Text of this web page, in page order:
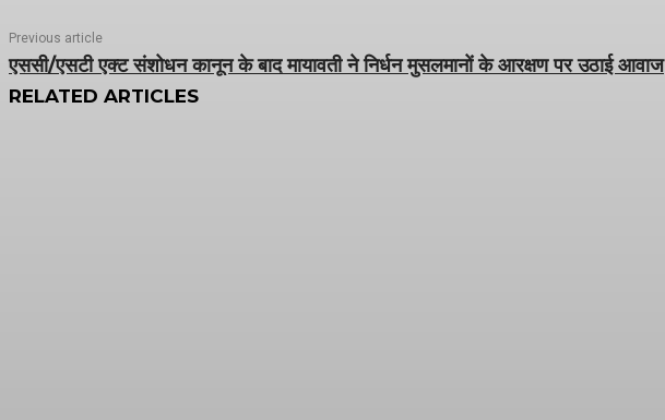
Previous article
एससी/एसटी एक्ट संशोधन कानून के बाद मायावती ने निर्धन मुसलमानों के आरक्षण पर उठाई आवाज
RELATED ARTICLES